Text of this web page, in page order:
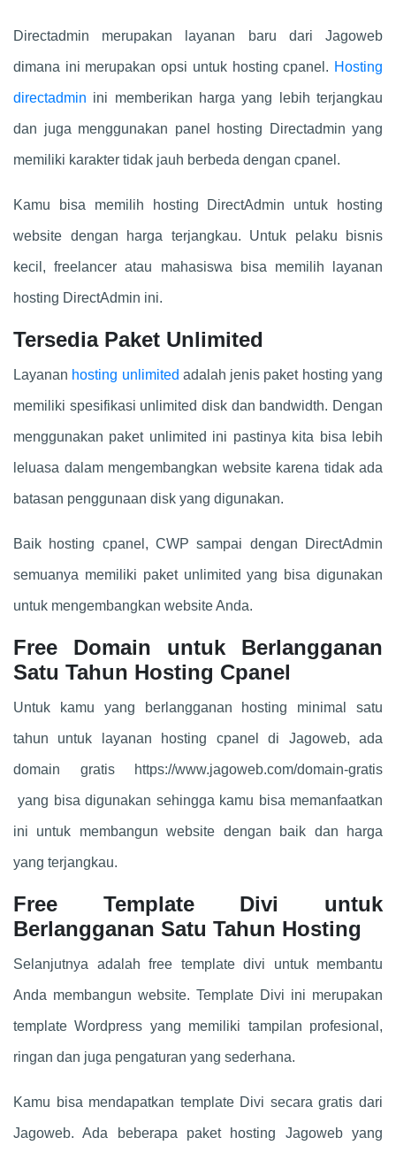
Directadmin merupakan layanan baru dari Jagoweb
dimana ini merupakan opsi untuk hosting cpanel. Hosting
directadmin ini memberikan harga yang lebih terjangkau
dan juga menggunakan panel hosting Directadmin yang
memiliki karakter tidak jauh berbeda dengan cpanel.
Kamu bisa memilih hosting DirectAdmin untuk hosting
website dengan harga terjangkau. Untuk pelaku bisnis
kecil, freelancer atau mahasiswa bisa memilih layanan
hosting DirectAdmin ini.
Tersedia Paket Unlimited
Layanan hosting unlimited adalah jenis paket hosting yang
memiliki spesifikasi unlimited disk dan bandwidth. Dengan
menggunakan paket unlimited ini pastinya kita bisa lebih
leluasa dalam mengembangkan website karena tidak ada
batasan penggunaan disk yang digunakan.
Baik hosting cpanel, CWP sampai dengan DirectAdmin
semuanya memiliki paket unlimited yang bisa digunakan
untuk mengembangkan website Anda.
Free Domain untuk Berlangganan
Satu Tahun Hosting Cpanel
Untuk kamu yang berlangganan hosting minimal satu
tahun untuk layanan hosting cpanel di Jagoweb, ada
domain gratis https://www.jagoweb.com/domain-gratis
yang bisa digunakan sehingga kamu bisa memanfaatkan
ini untuk membangun website dengan baik dan harga
yang terjangkau.
Free Template Divi untuk
Berlangganan Satu Tahun Hosting
Selanjutnya adalah free template divi untuk membantu
Anda membangun website. Template Divi ini merupakan
template Wordpress yang memiliki tampilan profesional,
ringan dan juga pengaturan yang sederhana.
Kamu bisa mendapatkan template Divi secara gratis dari
Jagoweb. Ada beberapa paket hosting Jagoweb yang